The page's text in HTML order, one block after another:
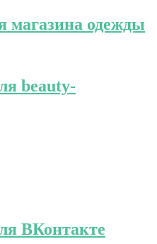
магазина одежды
beauty-
ВКонтакте